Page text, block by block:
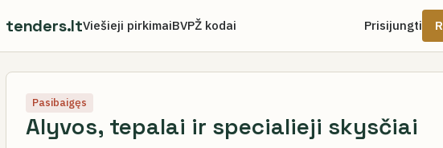
tenders.ltViešieji pirkimaiBVPŽ kodai Prisijungti
Pasibaigęs
Alyvos, tepalai ir specialieji skysčiai